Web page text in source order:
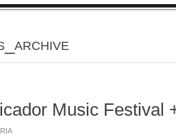
Music Festival